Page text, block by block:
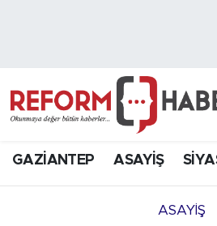
GAZİANTEP ASAYİŞ
ASAYİŞ
Hava Durumu
Süper Lig Puan Durumu